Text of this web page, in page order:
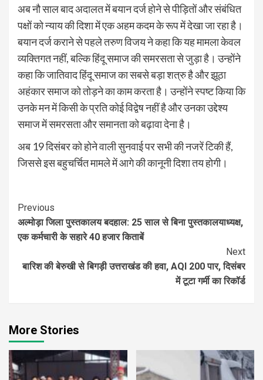
अब नौ साल बाद अदालत में बयान दर्ज होने से पीड़ितों और संबंधित
पक्षों को न्याय की दिशा में एक अहम कदम के रूप में देखा जा रहा है।
बयान दर्ज कराने से पहले तरुण विजय ने कहा कि यह मामला केवल
व्यक्तिगत नहीं, बल्कि हिंदू समाज की समरसता से जुड़ा है। उन्होंने
कहा कि जातिवाद हिंदू समाज का सबसे बड़ा शत्रु है और झूठा
अहंकार समाज को तोड़ने का काम करता है। उन्होंने स्पष्ट किया कि
उनके मन में किसी के प्रति कोई विद्वेष नहीं है और उनका उद्देश्य
समाज में समरसता और समानता को बढ़ावा देना है।
अब 19 दिसंबर को होने वाली सुनवाई पर सभी की नजरें टिकी हैं,
जिससे इस बहुचर्चित मामले में आगे की कानूनी दिशा तय होगी।
Continue
Reading
Previous
अल्मोड़ा जिला पुस्तकालय बदहाल: 25 साल से बिना पुस्तकालयाध्यक्ष,
एक कर्मचारी के सहारे 40 हजार किताबें
Next
बारिश की बेरुखी से बिगड़ी उत्तराखंड की हवा, AQI 200 पार, दिसंबर
में टूटा गर्मी का रिकॉर्ड
More Stories